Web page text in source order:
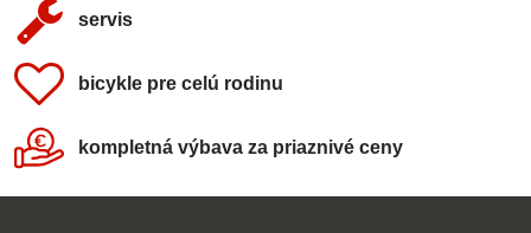
servis
bicykle pre celú rodinu
kompletná výbava za priaznivé ceny